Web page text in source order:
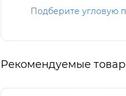
Подберите угловую
Рекомендуемые